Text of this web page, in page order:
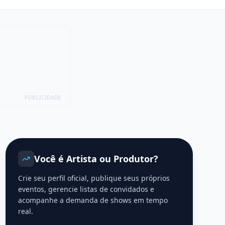
PUBLICIDADE
Você é Artista ou Produtor?
Crie seu perfil oficial, publique seus próprios
eventos, gerencie listas de convidados e
acompanhe a demanda de shows em tempo
real.